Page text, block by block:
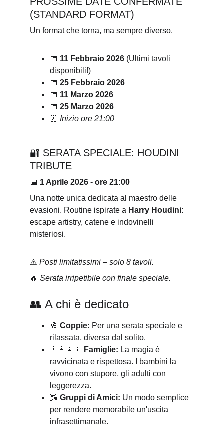
(STANDARD FORMAT)
Un format che torna, ma sempre diverso.
📅 11 Febbraio 2026 (Ultimi tavoli
disponibili!)
📅 25 Febbraio 2026
📅 11 Marzo 2026
📅 25 Marzo 2026
⏰ Inizio ore 21:00
🔐 SERATA SPECIALE: HOUDINI
TRIBUTE
📅 1 Aprile 2026 - ore 21:00
Una notte unica dedicata al maestro delle
evasioni. Routine ispirate a Harry Houdini:
escape artistry, catene e indovinelli
misteriosi.
⚠️ Posti limitatissimi – solo 8 tavoli.
🔥 Serata irripetibile con finale speciale.
👥 A chi è dedicato
🥂 Coppie: Per una serata speciale e
rilassata, diversa dal solito.
👨‍👩‍👧‍👦
Famiglie: La magia è
ravvicinata e rispettosa. I bambini la
vivono con stupore, gli adulti con
leggerezza.
👯 Gruppi di Amici: Un modo semplice
per rendere memorabile un'uscita
infrasettimanale.